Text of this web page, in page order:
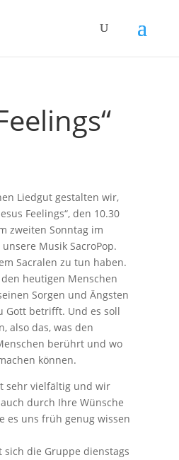
Liedgut gestalten wir,
Feelings“, den 10.30
zweiten Sonntag im
Musik SacroPop.
Sacralen zu tun haben.
heutigen Menschen
Sorgen und Ängsten
Gott betrifft. Und es soll
also das, was den
berührt und wo
können.
sehr vielfältig und wir
durch Ihre Wünsche
es uns früh genug wissen
die Gruppe dienstags